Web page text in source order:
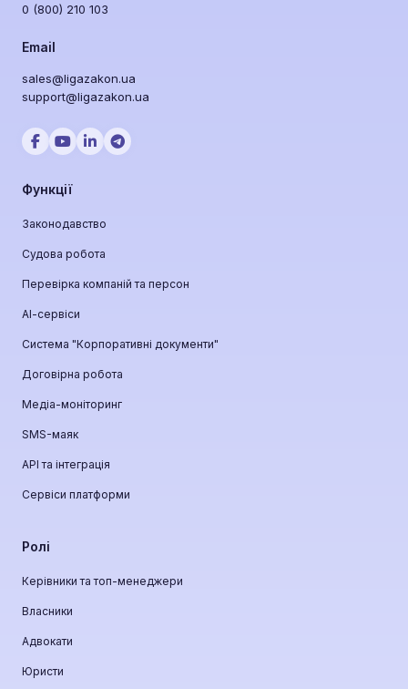
0 (800) 210 103
Email
sales@ligazakon.ua
support@ligazakon.ua
Функції
Законодавство
Судова робота
Перевірка компаній та персон
АІ-сервіси
Система "Корпоративні документи"
Договірна робота
Медіа-моніторинг
SMS-маяк
API та інтеграція
Сервіси платформи
Ролі
Керівники та топ-менеджери
Власники
Адвокати
Юристи